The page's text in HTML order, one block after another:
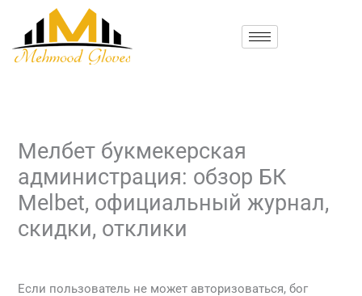
content
Мелбет букмекерская
администрация: обзор БК
Melbet, официальный журнал,
скидки, отклики
Если пользователь не может авторизоваться, бог